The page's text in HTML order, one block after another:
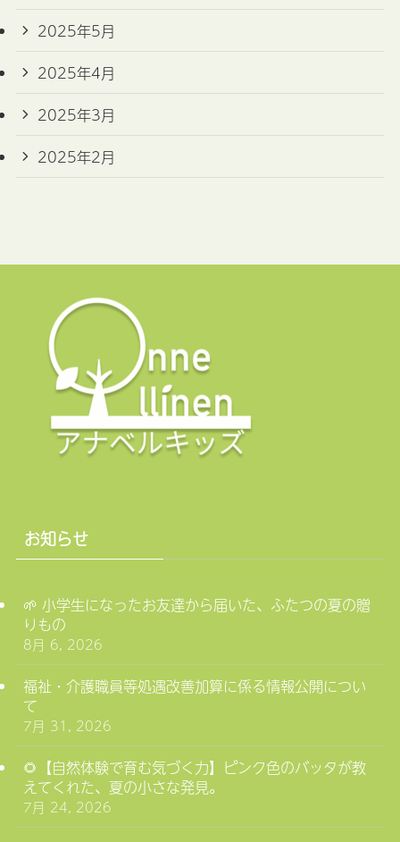
2025年5月
2025年4月
2025年3月
2025年2月
お知らせ
🌱 小学生になったお友達から届いた、ふたつの夏の贈
りもの
8月 6, 2026
福祉・介護職員等処遇改善加算に係る情報公開につい
て
7月 31, 2026
🌻【自然体験で育む気づく力】ピンク色のバッタが教
えてくれた、夏の小さな発見。
7月 24, 2026